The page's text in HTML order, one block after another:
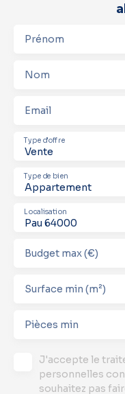
Prénom
Nom
Email
Vente
Type d'offre
Appartement
Type de bien
Pau 64000
Localisation
Budget max (€)
Surface min (m²)
Pièces min
J'accepte le
personnelles
souhaitez pas